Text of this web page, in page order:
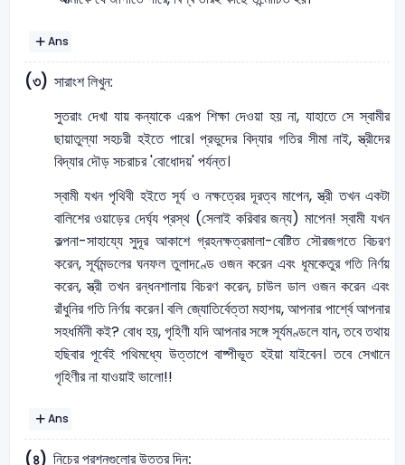
Ans
(৩) সারাংশ লিখুন:
সুতরাং দেখা যায় কন্যাকে এরূপ শিক্ষা দেওয়া হয় না, যাহাতে সে স্বামীর
ছায়াতুল্যা সহচরী হইতে পারে। প্রভুদের বিদ্যার গতির সীমা নাই, স্ত্রীদের
বিদ্যার দৌড় সচরাচর 'বোধোদয়' পর্যন্ত।
স্বামী যখন পৃথিবী হইতে সূর্য ও নক্ষত্রের দূরত্ব মাপেন, স্ত্রী তখন একটা
বালিশের ওয়াড়ের দের্ঘ্য প্রস্থ (সেলাই করিবার জন্য) মাপেন! স্বামী যখন
কল্পনা-সাহায্যে সুদূর আকাশে গ্রহনক্ষত্রমালা-বেষ্টিত সৌরজগতে বিচরণ
করেন, সূর্যমন্ডলের ঘনফল তুলাদণ্ডে ওজন করেন এবং ধূমকেতুর গতি নির্ণয়
করেন, স্ত্রী তখন রন্ধনশালায় বিচরণ করেন, চাউল ডাল ওজন করেন এবং
রাঁধুনির গতি নির্ণয় করেন। বলি জ্যোতির্বেত্তা মহাশয়, আপনার পার্শ্বে আপনার
সহধর্মিনী কই? বোধ হয়, গৃহিণী যদি আপনার সঙ্গে সূর্যমণ্ডলে যান, তবে তথায়
হছিবার পূর্বেই পথিমধ্যে উত্তাপে বাষ্পীভূত হইয়া যাইবেন। তবে সেখানে
গৃহিণীর না যাওয়াই ভালো!!
Ans
(৪) নিচের প্রশ্নগুলোর উত্তর দিন: